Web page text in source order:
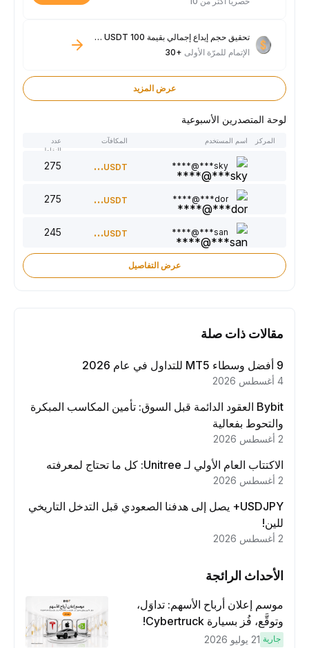
تحقيق حجم إيداع إجمالي بقيمة 100 USDT فأكثر
الإتمام للمرّة الأولى+30
عرض المزيد
لوحة المتصدرين الأسبوعية
المركز اسم المستخدم المكافآت
النقاط
sky***@****
300USDT
dor***@****
220USDT
san***@****
150USDT
عرض التفاصيل
مقالات ذات صلة
Bybit العقود الدائمة قبل السوق: تأمين المكاسب المبكرة
والتحوط بفعالية
الاكتتاب العام الأولي لـ Unitree: كل ما تحتاج لمعرفته
USDJPY+ يصل إلى هدفنا الصعودي قبل التدخل التاريخي
للين!
الأحداث الرائجة
موسم إعلان أرباح الأسهم: تداوَل،
وتوقَّع، فُز بسيارة Cybertruck!
جارية 21 يوليو 2026